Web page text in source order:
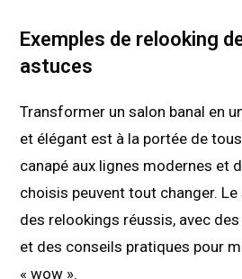
Exemples de relooking
astuces
Transformer un salon banal en
et élégant est à la portée de
canapé aux lignes modernes et
choisis peuvent tout changer.
des relookings réussis, avec
et des conseils pratiques pour
« wow ».